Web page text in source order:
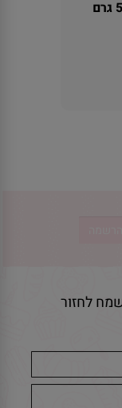
לחזור